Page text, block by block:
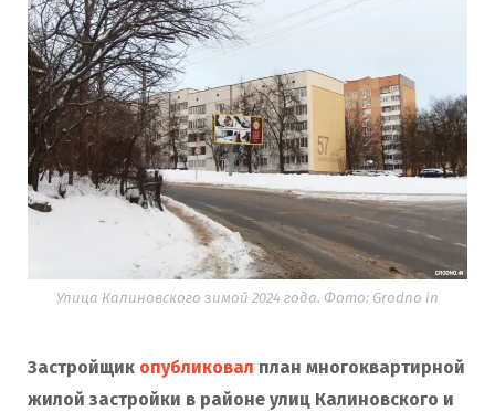
Улица Калиновского зимой 2024 года. Фото: Grodno in
Застройщик опубликовал план многоквартирной
жилой застройки в районе улиц Калиновского и